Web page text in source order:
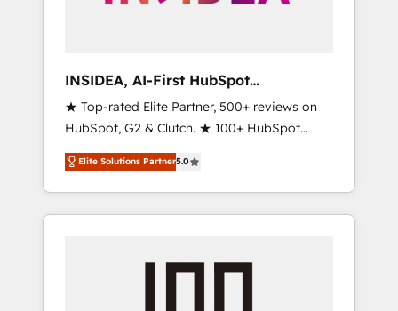
INSIDEA, AI-First HubSpot
Onboarding & RevOps
★ Top-rated Elite Partner, 500+ reviews on
HubSpot, G2 & Clutch. ★ 100+ HubSpot
Certified Experts & Trainers across the team
★ 1,500+ implementations across five
continents ★ AI-First, RevOps-led,
Onboarding obsessed ★ Company of the
engine. We onboard your team, migrate your
Elite Solutions Partner5.0